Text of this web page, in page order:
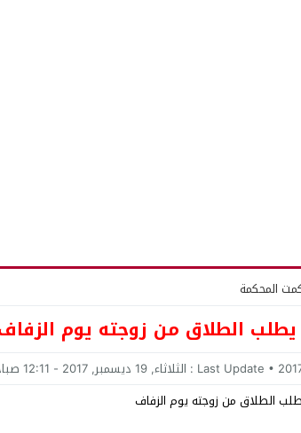
المحكمة
الطلاق من زوجته يوم
Last Update : الثلاثاء, 19 ديسمبر, 2017 - 12:11 صباحًا